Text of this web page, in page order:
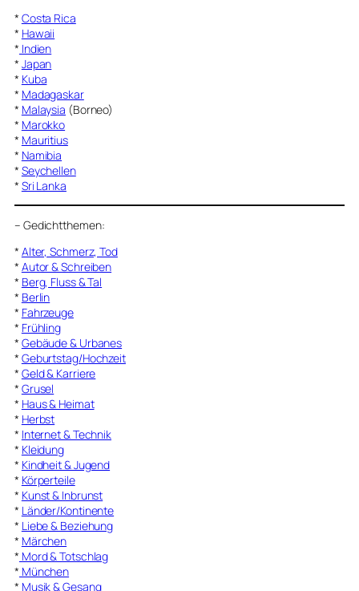
* Costa Rica
* Hawaii
* Indien
* Japan
* Kuba
* Madagaskar
* Malaysia (Borneo)
* Marokko
* Mauritius
* Namibia
* Seychellen
* Sri Lanka
– Gedichtthemen:
* Alter, Schmerz, Tod
* Autor & Schreiben
* Berg, Fluss & Tal
* Berlin
* Fahrzeuge
* Frühling
* Gebäude & Urbanes
* Geburtstag/Hochzeit
* Geld & Karriere
* Grusel
* Haus & Heimat
* Herbst
* Internet & Technik
* Kleidung
* Kindheit & Jugend
* Körperteile
* Kunst & Inbrunst
* Länder/Kontinente
* Liebe & Beziehung
* Märchen
* Mord & Totschlag
* München
* Musik & Gesang